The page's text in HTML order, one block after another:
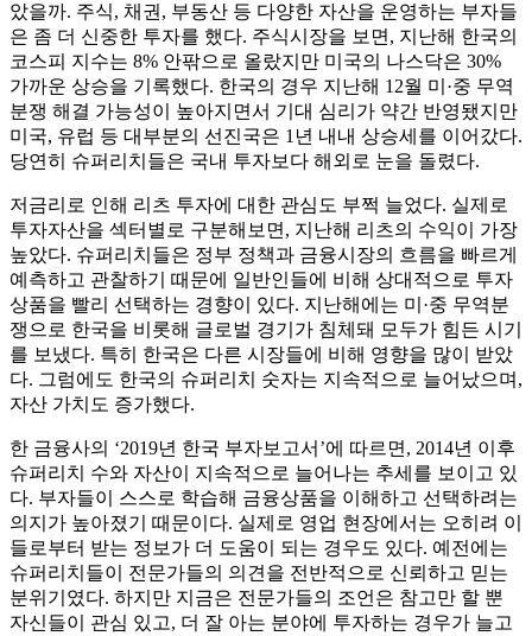
았을까. 주식, 채권, 부동산 등 다양한 자산을 운영하는 부자들
은 좀 더 신중한 투자를 했다. 주식시장을 보면, 지난해 한국의
코스피 지수는 8% 안팎으로 올랐지만 미국의 나스닥은 30%
가까운 상승을 기록했다. 한국의 경우 지난해 12월 미·중 무역
분쟁 해결 가능성이 높아지면서 기대 심리가 약간 반영됐지만
미국, 유럽 등 대부분의 선진국은 1년 내내 상승세를 이어갔다.
당연히 슈퍼리치들은 국내 투자보다 해외로 눈을 돌렸다.
저금리로 인해 리츠 투자에 대한 관심도 부쩍 늘었다. 실제로
투자자산을 섹터별로 구분해보면, 지난해 리츠의 수익이 가장
높았다. 슈퍼리치들은 정부 정책과 금융시장의 흐름을 빠르게
예측하고 관찰하기 때문에 일반인들에 비해 상대적으로 투자
상품을 빨리 선택하는 경향이 있다. 지난해에는 미·중 무역분
쟁으로 한국을 비롯해 글로벌 경기가 침체돼 모두가 힘든 시기
를 보냈다. 특히 한국은 다른 시장들에 비해 영향을 많이 받았
다. 그럼에도 한국의 슈퍼리치 숫자는 지속적으로 늘어났으며,
자산 가치도 증가했다.
한 금융사의 ‘2019년 한국 부자보고서’에 따르면, 2014년 이후
슈퍼리치 수와 자산이 지속적으로 늘어나는 추세를 보이고 있
다. 부자들이 스스로 학습해 금융상품을 이해하고 선택하려는
의지가 높아졌기 때문이다. 실제로 영업 현장에서는 오히려 이
들로부터 받는 정보가 더 도움이 되는 경우도 있다. 예전에는
슈퍼리치들이 전문가들의 의견을 전반적으로 신뢰하고 믿는
분위기였다. 하지만 지금은 전문가들의 조언은 참고만 할 뿐
자신들이 관심 있고, 더 잘 아는 분야에 투자하는 경우가 늘고